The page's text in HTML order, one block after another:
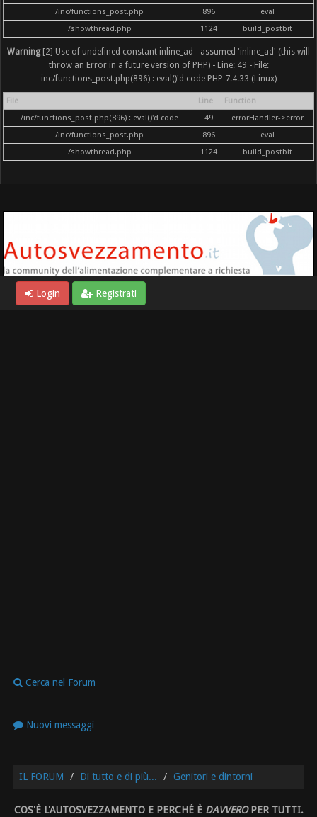
/inc/functions_post.php
896
eval
/showthread.php
1124 build_postbit
Warning[2] Use of undefined constant inline_ad - assumed 'inline_ad' (this will
throw an Error in a future version of PHP) - Line: 49 - File:
inc/functions_post.php(896) : eval()'d code PHP 7.4.33 (Linux)
File Line
Function
/inc/functions_post.php(896) : eval()'d code
49
errorHandler->error
/inc/functions_post.php
896
eval
/showthread.php
1124 build_postbit
Login Registrati
Cerca nel Forum
Nuovi messaggi
IL FORUM Di tutto e di più... Genitori e dintorni
COS'È L'AUTOSVEZZAMENTO E PERCHÉ È DAVVEROPER TUTTI.